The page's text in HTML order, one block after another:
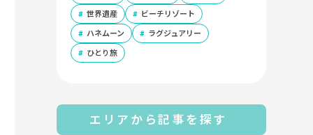
世界遺産 ビーチリゾート
ハネムーン ラグジュアリー
ひとり旅
エリアから記事を探す